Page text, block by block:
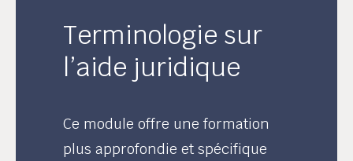
Terminologie sur
l’aide juridique
Ce module offre une formation
plus approfondie et spécifique